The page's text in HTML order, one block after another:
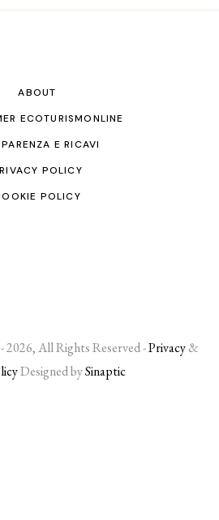
ABOUT
ECOTURISMONLINE
E RICAVI
POLICY
POLICY
All Rights Reserved -Privacy&
Designed bySinaptic